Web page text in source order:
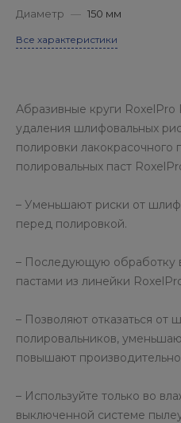
Диаметр — 150 мм
Все характеристики
Абразивные круги RoxelPro
удаления шлифовальных
полировки
полировальных паст
– Уменьшают риски от
перед полировкой.
– Последующую обработку
пастами из линейки
– Позволяют отказаться от
полировальников,
повышают
– Используйте только во
выключенной системе